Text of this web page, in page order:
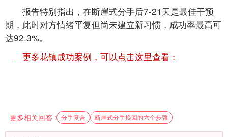
报告特别指出，在断崖式分手后7-21天是最佳干预
期，此时对方情绪平复但尚未建立新习惯，成功率最高可
达92.3%。
更多花镇成功案例，可以点击这里查看：
更多相关回答 : 分手复合 断崖式分手挽回的六个步骤